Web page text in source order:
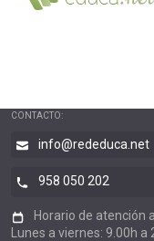
CONTACTO:
info@rededuca.net
958 050 202
Horario de atención
Lunes a viernes: 9.00h a